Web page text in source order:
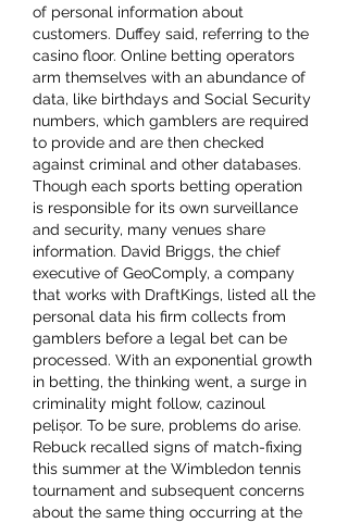
of personal information about
customers. Duffey said, referring to the
casino floor. Online betting operators
arm themselves with an abundance of
data, like birthdays and Social Security
numbers, which gamblers are required
to provide and are then checked
against criminal and other databases.
Though each sports betting operation
is responsible for its own surveillance
and security, many venues share
information. David Briggs, the chief
executive of GeoComply, a company
that works with DraftKings, listed all the
personal data his firm collects from
gamblers before a legal bet can be
processed. With an exponential growth
in betting, the thinking went, a surge in
criminality might follow, cazinoul
pelișor. To be sure, problems do arise.
Rebuck recalled signs of match-fixing
this summer at the Wimbledon tennis
tournament and subsequent concerns
about the same thing occurring at the